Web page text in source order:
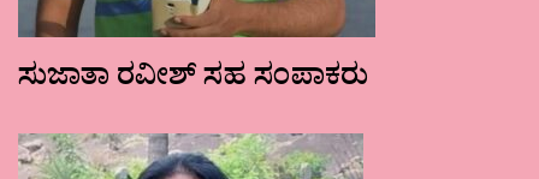
ಸುಜಾತಾ ರವೀಶ್ ಸಹ ಸಂಪಾಕರು